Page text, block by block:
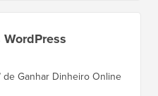
de Ganhar Dinheiro Online